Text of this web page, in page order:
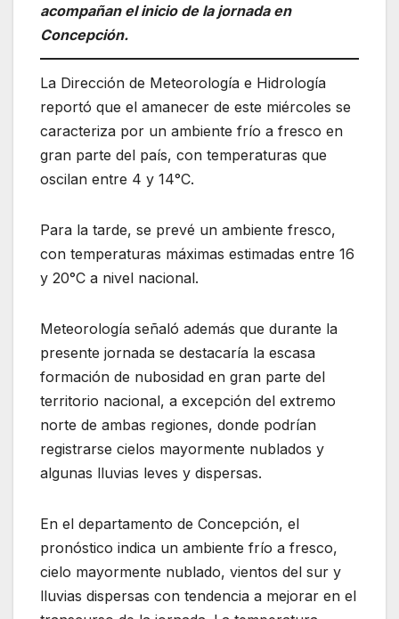
acompañan el inicio de la jornada en
Concepción.
La Dirección de Meteorología e Hidrología
reportó que el amanecer de este miércoles se
caracteriza por un ambiente frío a fresco en
gran parte del país, con temperaturas que
oscilan entre 4 y 14°C.
Para la tarde, se prevé un ambiente fresco,
con temperaturas máximas estimadas entre 16
y 20°C a nivel nacional.
Meteorología señaló además que durante la
presente jornada se destacaría la escasa
formación de nubosidad en gran parte del
territorio nacional, a excepción del extremo
norte de ambas regiones, donde podrían
registrarse cielos mayormente nublados y
algunas lluvias leves y dispersas.
En el departamento de Concepción, el
pronóstico indica un ambiente frío a fresco,
cielo mayormente nublado, vientos del sur y
lluvias dispersas con tendencia a mejorar en el